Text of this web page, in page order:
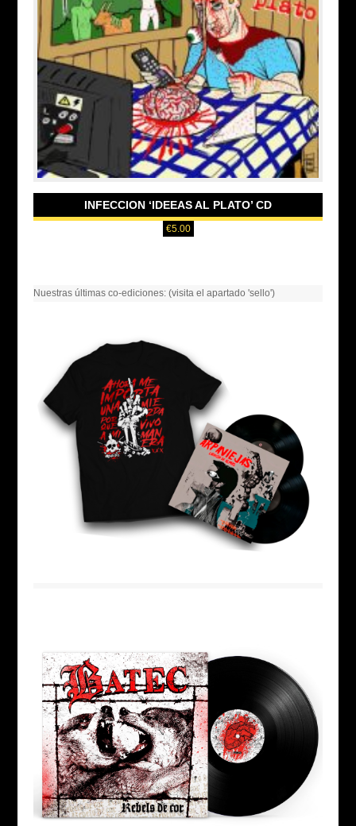
INFECCION ‘IDEEAS AL PLATO’ CD
€5.00
Nuestras últimas co-ediciones: (visita el apartado 'sello')